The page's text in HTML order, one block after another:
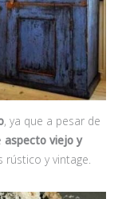
, ya que a pesar de
aspecto viejo y
rústico y vintage.